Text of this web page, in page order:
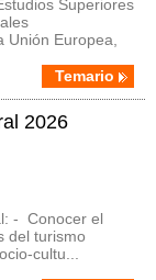
Superiores
Europea,
Temario
2026
- Conocer el
del turismo
cultu...